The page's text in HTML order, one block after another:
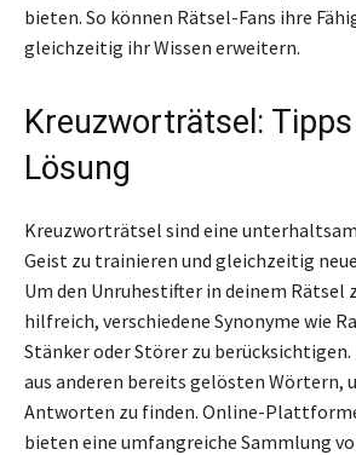
bieten. So können Rätsel-Fans ihre
gleichzeitig ihr Wissen erweitern.
Kreuzworträtsel:
Lösung
Kreuzworträtsel sind eine
Geist zu trainieren und gleichzeitig
Um den Unruhestifter in deinem Rätsel
hilfreich, verschiedene Synonyme wie
Stänker oder Störer zu
aus anderen bereits gelösten Wörtern,
Antworten zu finden. Online-
bieten eine umfangreiche Sammlung